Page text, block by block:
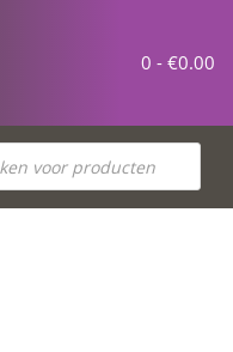
0 - €0.00